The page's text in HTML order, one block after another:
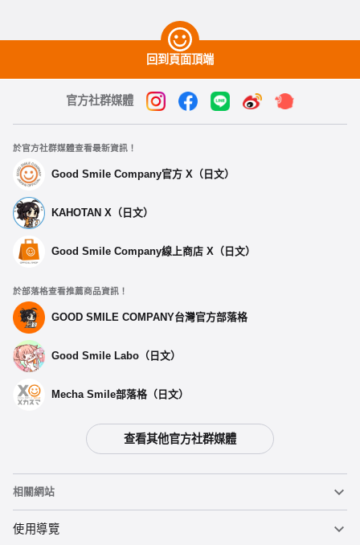
回到頁面頂端
官方社群媒體
於官方社群媒體查看最新資訊！
Good Smile Company官方 X（日文）
KAHOTAN X（日文）
Good Smile Company線上商店 X（日文）
於部落格查看推薦商品資訊！
GOOD SMILE COMPANY台灣官方部落格
Good Smile Labo（日文）
Mecha Smile部落格（日文）
查看其他官方社群媒體
相關網站
黏土人
使用導覽